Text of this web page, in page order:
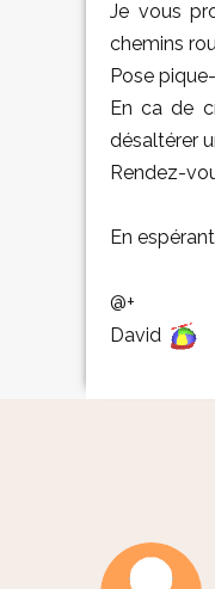
Je vous
chemins
Pose
En ca de
désaltérer
Rendez-
En
@+
David